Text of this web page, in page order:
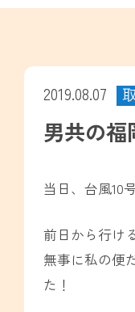
2019.08.07
男共の福
当日、台風10
前日から行け
無事に私の便
た！